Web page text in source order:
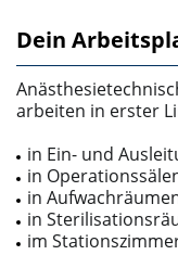
Dein
arbeiten in erster
in Ein- und
in
in
in
im